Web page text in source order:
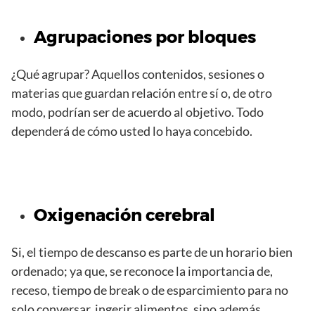
Agrupaciones por bloques
¿Qué agrupar? Aquellos contenidos, sesiones o
materias que guardan relación entre sí o, de otro
modo, podrían ser de acuerdo al objetivo. Todo
dependerá de cómo usted lo haya concebido.
Oxigenación cerebral
Si, el tiempo de descanso es parte de un horario bien
ordenado; ya que, se reconoce la importancia de,
receso, tiempo de break o de esparcimiento para no